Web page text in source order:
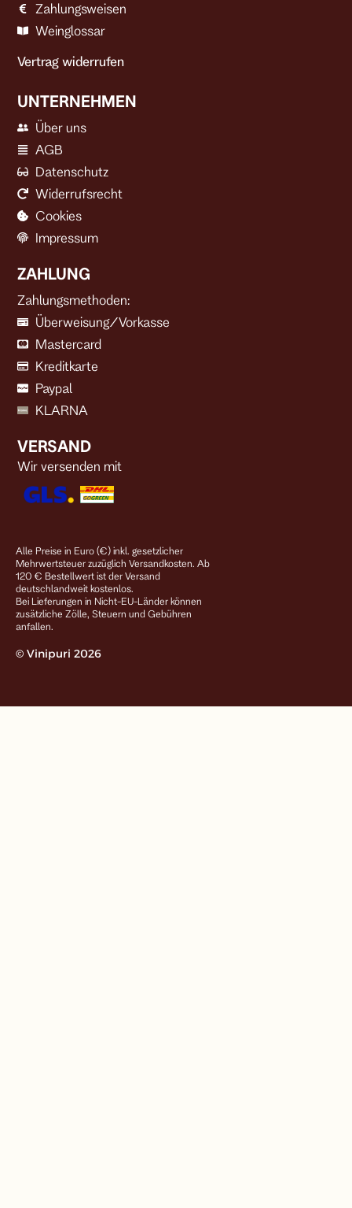
Zahlungsweisen
Weinglossar
Vertrag widerrufen
UNTERNEHMEN
Über uns
AGB
Datenschutz
Widerrufsrecht
Cookies
Impressum
ZAHLUNG
Zahlungsmethoden:
Überweisung/Vorkasse
Mastercard
Kreditkarte
Paypal
KLARNA
VERSAND
Wir versenden mit
Alle Preise in Euro (€) inkl. gesetzlicher
Mehrwertsteuer zuzüglich Versandkosten. Ab
120 € Bestellwert ist der Versand
deutschlandweit kostenlos.
Bei Lieferungen in Nicht-EU-Länder können
zusätzliche Zölle, Steuern und Gebühren
anfallen.
© Vinipuri 2026